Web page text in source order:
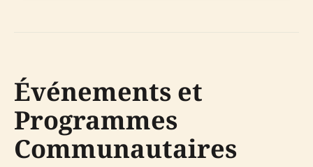
Événements et
Programmes
Communautaires